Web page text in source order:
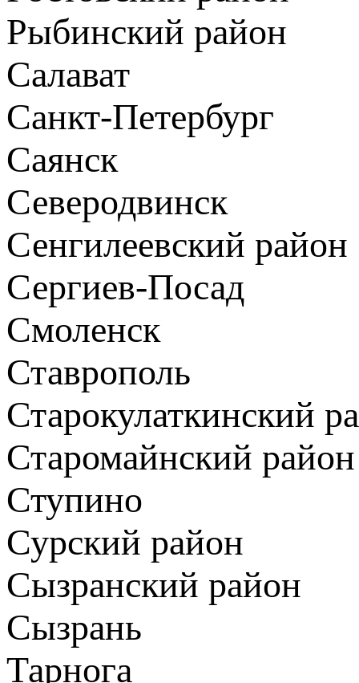
Рыбинский район
Салават
Санкт-Петербург
Саянск
Северодвинск
Сенгилеевский район
Сергиев-Посад
Смоленск
Ставрополь
Старокулаткинский
Старомайнский район
Ступино
Сурский район
Сызранский район
Сызрань
Тарнога